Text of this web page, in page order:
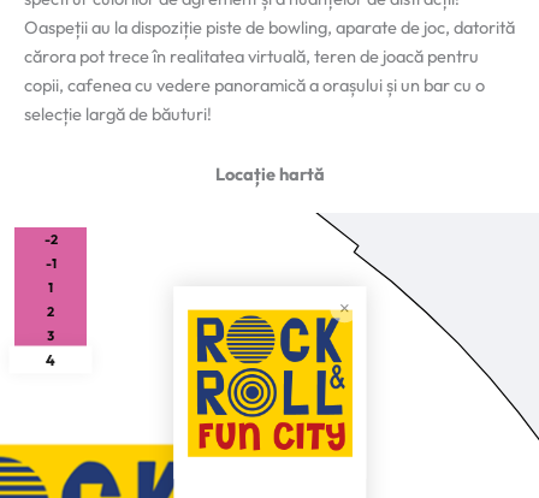
Oaspeții au la dispoziție piste de bowling, aparate de joc, datorită
cărora pot trece în realitatea virtuală, teren de joacă pentru
copii, cafenea cu vedere panoramică a orașului și un bar cu o
selecție largă de băuturi!
Locație hartă
-2
-1
1
2
3
4